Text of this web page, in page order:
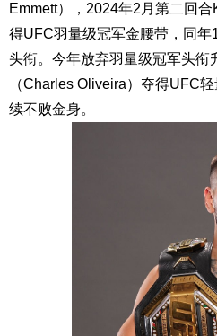
Emmett），2024年2月第二回
得UFC羽量级冠军金腰带，同
头衔。今年放弃羽量级冠军头衔
（Charles Oliveira）夺得UFC
续不败金身。